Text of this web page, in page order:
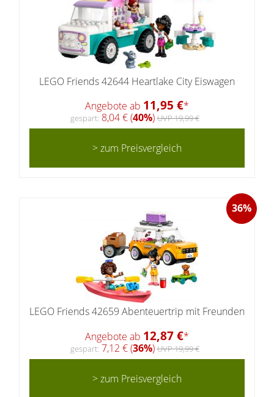
LEGO Friends 42644 Heartlake City Eiswagen
Angebote ab 11,95 €*
gespart: 8,04 € (40%)UVP 19,99 €
> zum Preisvergleich
36%
LEGO Friends 42659 Abenteuertrip mit Freunden
Angebote ab 12,87 €*
gespart: 7,12 € (36%)UVP 19,99 €
> zum Preisvergleich